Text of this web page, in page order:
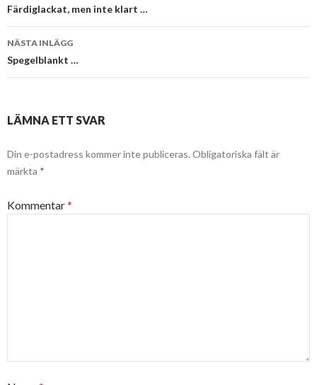
Färdiglackat, men inte klart …
NÄSTA INLÄGG
Spegelblankt …
LÄMNA ETT SVAR
Din e-postadress kommer inte publiceras. Obligatoriska fält är
märkta *
Kommentar*